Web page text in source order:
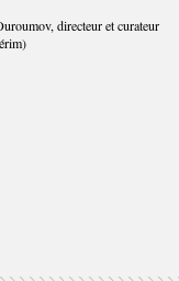
performances
directeur et curateur